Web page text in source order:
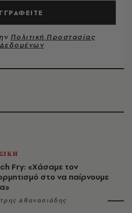
Fry: «Χάσαμε τον
στο να παίρνουμε
Αθανασιάδης
Πολιτική Προστασίας